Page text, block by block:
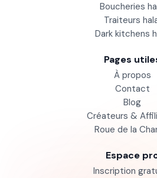
Boucheries
Traiteurs
Dark kitchens
Pages
À propos
Contact
Blog
Créateurs &
Roue de la
Espace
Inscription